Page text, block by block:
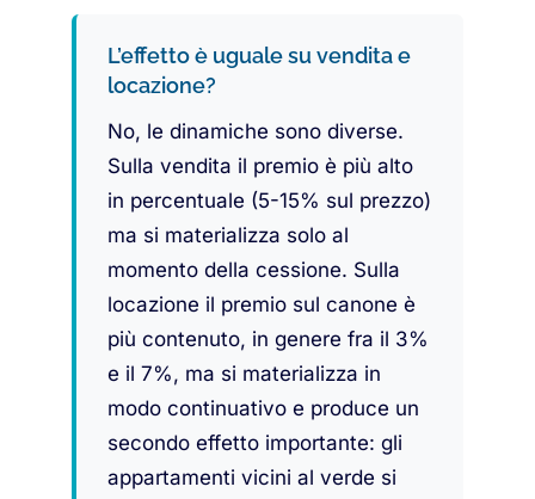
L’effetto è uguale su vendita e
locazione?
No, le dinamiche sono diverse.
Sulla vendita il premio è più alto
in percentuale (5-15% sul prezzo)
ma si materializza solo al
momento della cessione. Sulla
locazione il premio sul canone è
più contenuto, in genere fra il 3%
e il 7%, ma si materializza in
modo continuativo e produce un
secondo effetto importante: gli
appartamenti vicini al verde si